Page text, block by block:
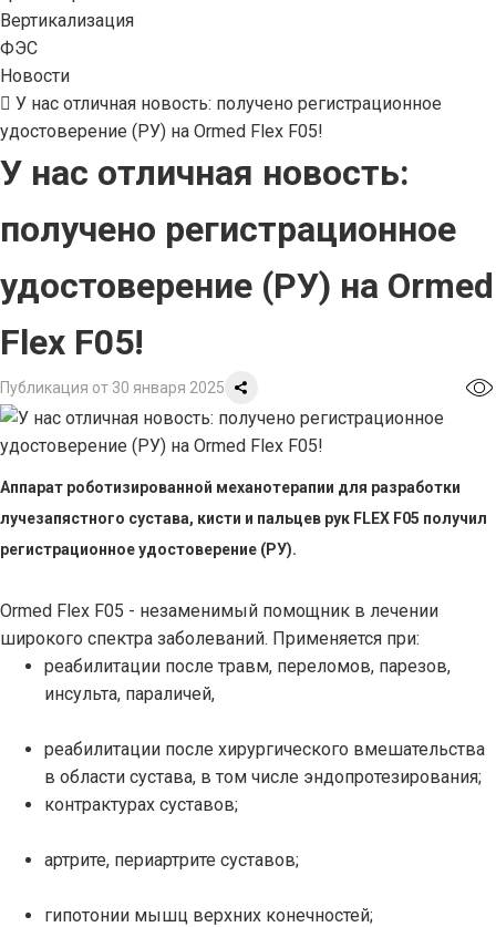
Вертикализация
ФЭС
Новости
У нас отличная новость: получено регистрационное
удостоверение (РУ) на Ormed Flex F05!
У нас отличная новость:
получено регистрационное
удостоверение (РУ) на Ormed
Flex F05!
Публикация от 30 января 2025
Аппарат роботизированной механотерапии для разработки
лучезапястного сустава, кисти и пальцев рук FLEX F05 получил
регистрационное удостоверение (РУ).
Ormed Flex F05 - незаменимый помощник в лечении
широкого спектра заболеваний. Применяется при:
реабилитации после травм, переломов, парезов,
инсульта, параличей,
реабилитации после хирургического вмешательства
в области сустава, в том числе эндопротезирования;
контрактурах суставов;
артрите, периартрите суставов;
гипотонии мышц верхних конечностей;